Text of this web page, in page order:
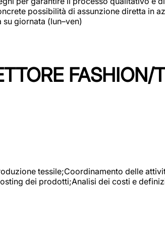
possibilità di assunzione diretta in
giornata (lun–ven)
FASHION/
tessile;Coordinamento delle
dei prodotti;Analisi dei costi e